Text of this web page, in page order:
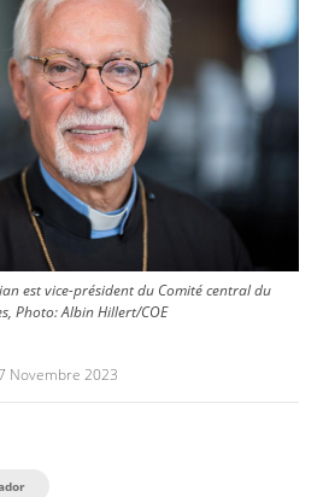
est vice-président du Comité central du
Photo: Albin Hillert/COE
Novembre 2023